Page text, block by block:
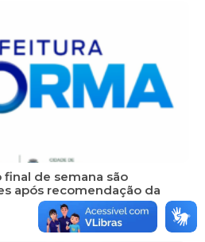
de semana são
após recomendação da